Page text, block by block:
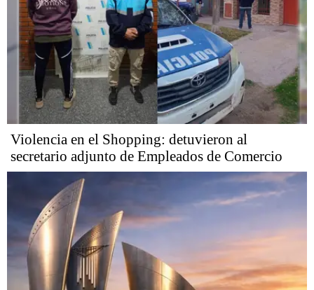
Violencia en el Shopping: detuvieron al
secretario adjunto de Empleados de Comercio